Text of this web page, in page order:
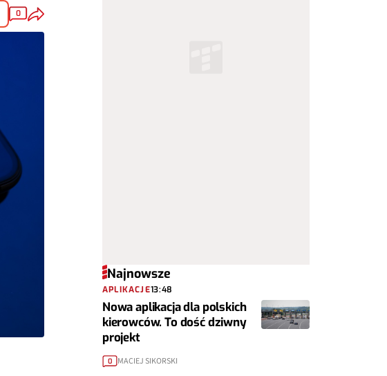
0
Najnowsze
APLIKACJE13:48
Nowa aplikacja dla polskich
kierowców. To dość dziwny
projekt
0 MACIEJ SIKORSKI